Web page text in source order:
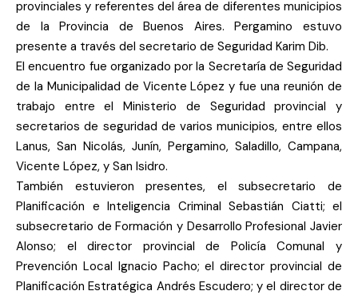
provinciales y referentes del área de diferentes municipios
de la Provincia de Buenos Aires. Pergamino estuvo
presente a través del secretario de Seguridad Karim Dib.
El encuentro fue organizado por la Secretaría de Seguridad
de la Municipalidad de Vicente López y fue una reunión de
trabajo entre el Ministerio de Seguridad provincial y
secretarios de seguridad de varios municipios, entre ellos
Lanus, San Nicolás, Junín, Pergamino, Saladillo, Campana,
Vicente López, y San Isidro.
También estuvieron presentes, el subsecretario de
Planificación e Inteligencia Criminal Sebastián Ciatti; el
subsecretario de Formación y Desarrollo Profesional Javier
Alonso; el director provincial de Policía Comunal y
Prevención Local Ignacio Pacho; el director provincial de
Planificación Estratégica Andrés Escudero; y el director de